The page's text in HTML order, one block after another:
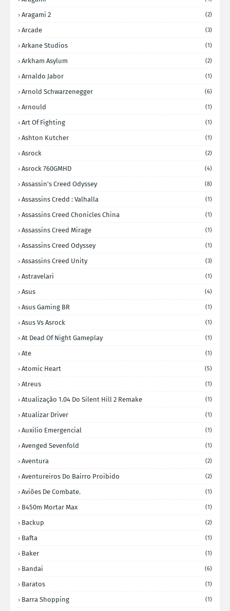
Aragami 2 (2)
Arcade (3)
Arkane Studios (1)
Arkham Asylum (2)
Arnaldo Jabor (1)
Arnold Schwarzenegger (6)
Arnould (1)
Art Of Fighting (1)
Ashton Kutcher (1)
Asrock (2)
Asrock 760GMHD (4)
Assassin's Creed Odyssey (8)
Assassins Credd : Valhalla (1)
Assassins Creed Chonicles China (1)
Assassins Creed Mirage (1)
Assassins Creed Odyssey (1)
Assassins Creed Unity (3)
Astravelari (1)
Asus (4)
Asus Gaming BR (1)
Asus Vs Asrock (1)
At Dead Of Night Gameplay (1)
Ate (1)
Atomic Heart (5)
Atreus (1)
Atualização 1.04 Do Silent Hill 2 Remake (1)
Atualizar Driver (1)
Auxilio Emergencial (1)
Avenged Sevenfold (1)
Aventura (2)
Aventureiros Do Bairro Proibido (2)
Aviões De Combate. (1)
B450m Mortar Max (1)
Backup (2)
Bafta (1)
Baker (1)
Bandai (6)
Baratos (1)
Barra Shopping (1)